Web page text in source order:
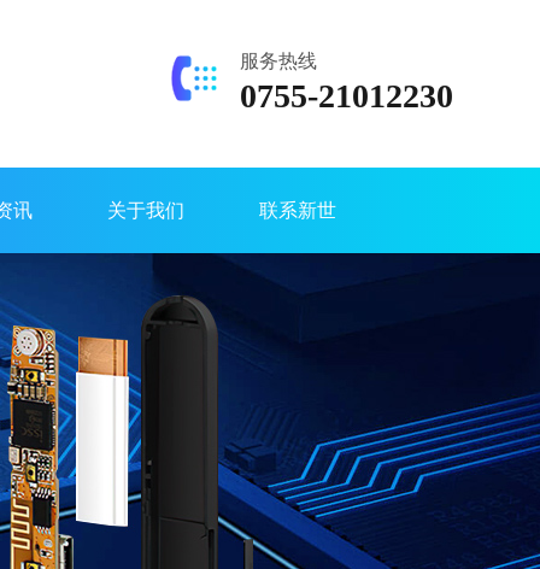
服务热线
0755-21012230
讯 关于我们 联系新世